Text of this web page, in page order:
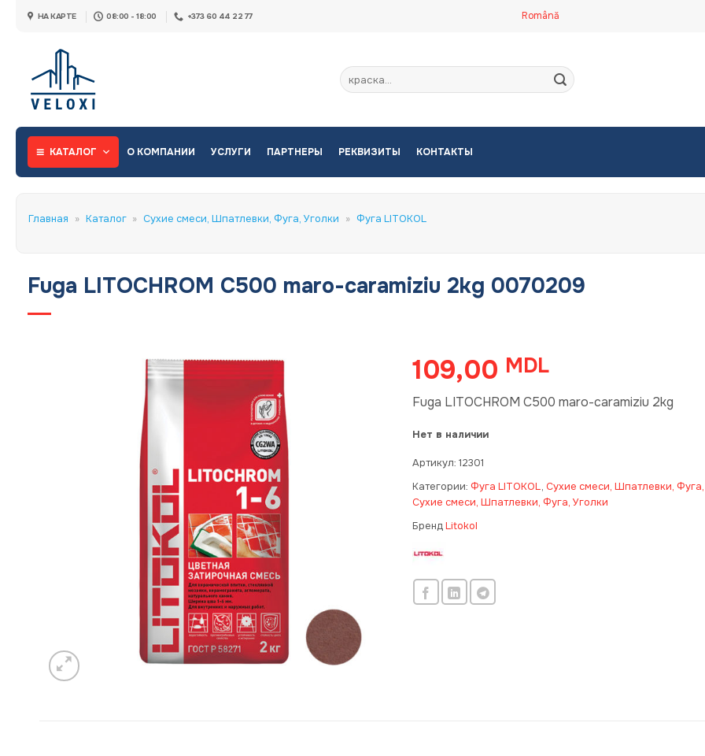
НА КАРТЕ 08:00 - 18:00 +373 60 44 22 77 Română
Искать:
КАТАЛОГ О КОМПАНИИ УСЛУГИ ПАРТНЕРЫ РЕКВИЗИТЫ КОНТАКТЫ
Главная » Каталог » Сухие смеси, Шпатлевки, Фуга, Уголки » Фуга LITOKOL
Fuga LITOCHROM C500 maro-caramiziu 2kg 0070209
109,00 MDL
Fuga LITOCHROM C500 maro-caramiziu 2kg
Нет в наличии
Артикул: 12301
Категории: Фуга LITOKOL, Сухие смеси, Шпатлевки,
Сухие смеси, Шпатлевки, Фуга, Уголки
БрендLitokol